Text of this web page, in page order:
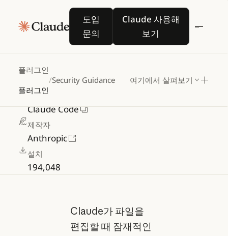
도입
문의
도입 문의
Claude 사용해
보기
Claude 사용해 보기
플러그인
플러그인
/Security Guidance 여기에서 살펴보기
SecurityGuidance
시커맨드인젝션,XSS,안전하지
않은 코드
Anthropic 인증
설치 위치
Claude Code
제작자
Anthropic
설치
194,048
Claude가 파일을
편집할 때 잠재적인